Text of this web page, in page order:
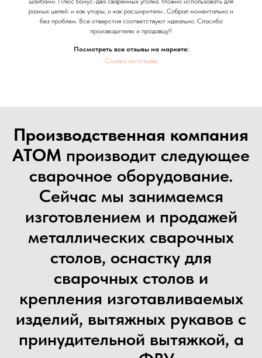
разных целей: и как упоры, и как расширители…Собрал моментально и
без проблем. Все отверстия соответствуют идеально. Спасибо
производителю и продавцу!!
Посмотреть все отзывы на маркете:
Ссылка на отзывы
Производственная компания
АТОМ производит следующее
сварочное оборудование.
Сейчас мы занимаемся
изготовлением и продажей
металлических сварочных
столов, оснастку для
сварочных столов и
крепления изготавливаемых
изделий, вытяжных рукавов с
принудительной вытяжкой, а